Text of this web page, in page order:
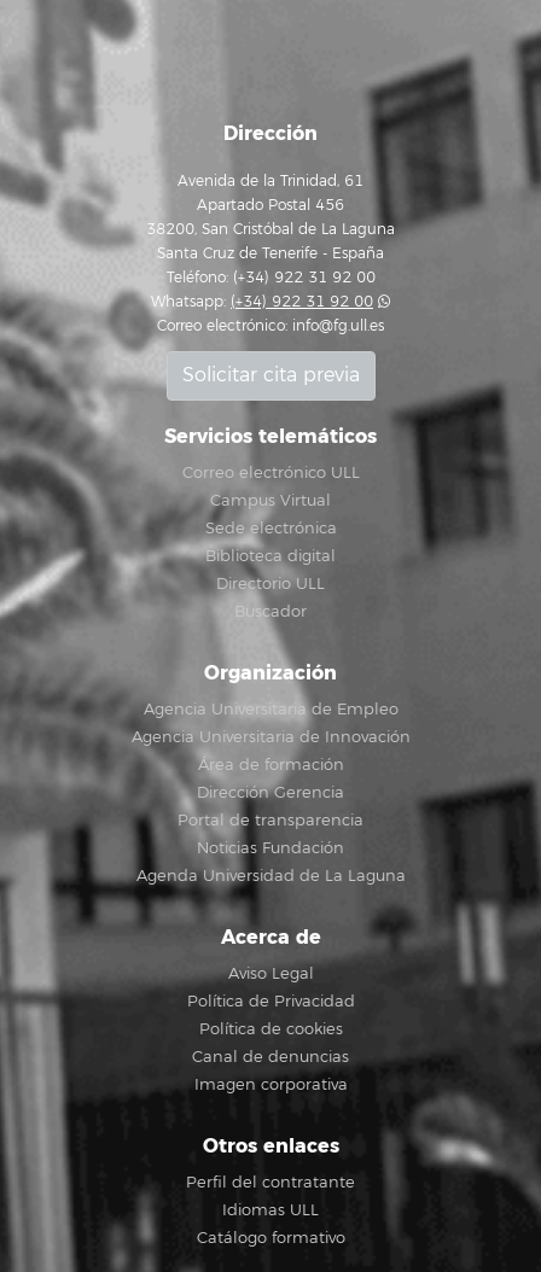
Dirección
Avenida de la Trinidad, 61
Apartado Postal 456
38200, San Cristóbal de La Laguna
Santa Cruz de Tenerife - España
Teléfono: (+34) 922 31 92 00
Whatsapp: (+34) 922 31 92 00
Correo electrónico: info@fg.ull.es
Solicitar cita previa
Servicios telemáticos
Correo electrónico ULL
Campus Virtual
Sede electrónica
Biblioteca digital
Directorio ULL
Buscador
Organización
Agencia Universitaria de Empleo
Agencia Universitaria de Innovación
Área de formación
Dirección Gerencia
Portal de transparencia
Noticias Fundación
Agenda Universidad de La Laguna
Acerca de
Aviso Legal
Política de Privacidad
Política de cookies
Canal de denuncias
Imagen corporativa
Otros enlaces
Perfil del contratante
Idiomas ULL
Catálogo formativo